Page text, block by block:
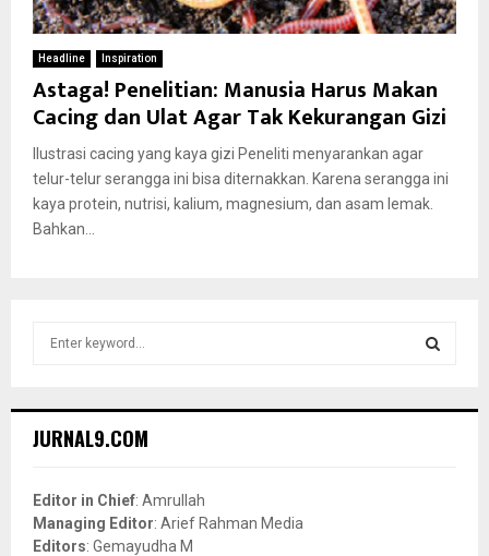
Headline Inspiration
Astaga! Penelitian: Manusia Harus Makan
Cacing dan Ulat Agar Tak Kekurangan Gizi
Ilustrasi cacing yang kaya gizi Peneliti menyarankan agar
telur-telur serangga ini bisa diternakkan. Karena serangga ini
kaya protein, nutrisi, kalium, magnesium, dan asam lemak.
Bahkan...
h
o
r
:
JURNAL9.COM
Editor in Chief: Amrullah
Managing Editor: Arief Rahman Media
Editors: Gemayudha M